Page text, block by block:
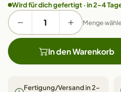
Wird für dich gefertigt · in 2–4
Menge
In den Warenkorb
Fertigung/Versand in 2–